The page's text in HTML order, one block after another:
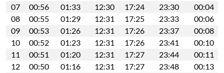
07
00:56 01:33 12:30 17:24 23:30
00:04
08
00:55 01:29 12:31 17:25 23:33
00:06
09
00:53 01:26 12:31 17:26 23:37
00:08
10
00:52 01:23 12:31 17:26 23:41
00:10
11
00:51 01:20 12:31 17:27 23:44
00:11
12
00:50 01:16 12:31 17:27 23:48
00:13